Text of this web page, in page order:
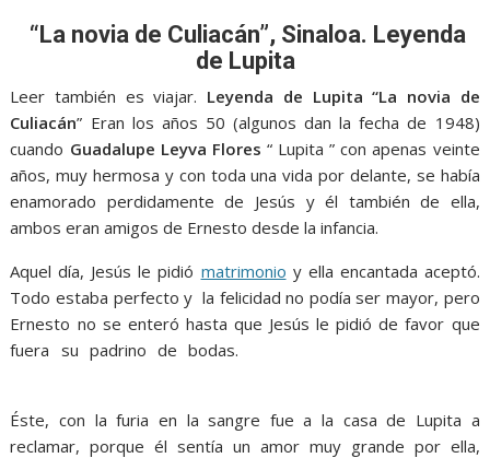
e
o
o
k
ittai at
s
A
p
p
ss
e
n
g
er
y
p
e
e
a
m
ar
“La novia de Culiacán”, Sinaloa. Leyenda
de Lupita
Leer también es viajar. Leyenda de Lupita “La novia de
Culiacán” Eran los años 50 (algunos dan la fecha de 1948)
cuando Guadalupe Leyva Flores “ Lupita ” con apenas veinte
años, muy hermosa y con toda una vida por delante, se había
enamorado perdidamente de Jesús y él también de ella,
ambos eran amigos de Ernesto desde la infancia.
Aquel día, Jesús le pidió matrimonio y ella encantada aceptó.
Todo estaba perfecto y la felicidad no podía ser mayor, pero
Ernesto no se enteró hasta que Jesús le pidió de favor que
fuera su padrino de bodas.
Éste, con la furia en la sangre fue a la casa de Lupita a
reclamar, porque él sentía un amor muy grande por ella,